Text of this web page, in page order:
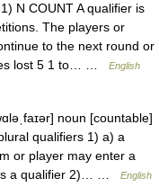
N COUNT A qualifier is
The players or
to the next round or
lost 5 1 to… …
English
noun [countable]
qualifiers 1) a) a
or player may enter a
a qualifier 2)… …
English